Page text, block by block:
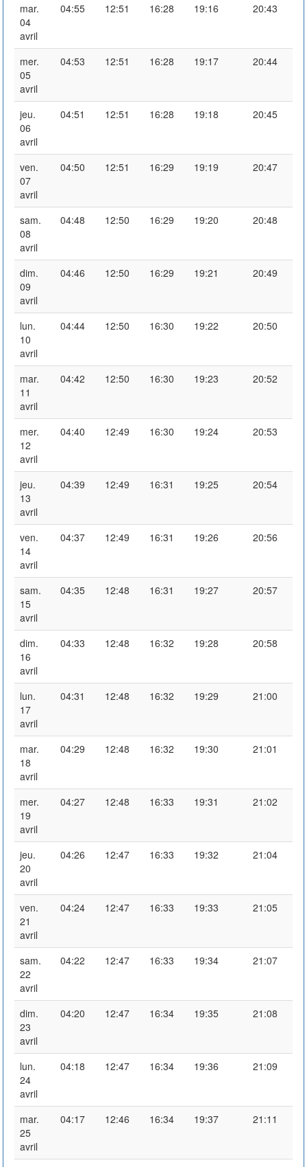
mar.
04
avril
04:55 12:51 16:28 19:16 20:43
mer.
05
avril
04:53 12:51 16:28 19:17 20:44
jeu.
06
avril
04:51 12:51 16:28 19:18 20:45
ven.
07
avril
04:50 12:51 16:29 19:19 20:47
sam.
08
avril
04:48 12:50 16:29 19:20 20:48
dim.
09
avril
04:46 12:50 16:29 19:21 20:49
lun.
10
avril
04:44 12:50 16:30 19:22 20:50
mar.
11
avril
04:42 12:50 16:30 19:23 20:52
mer.
12
avril
04:40 12:49 16:30 19:24 20:53
jeu.
13
avril
04:39 12:49 16:31 19:25 20:54
ven.
14
avril
04:37 12:49 16:31 19:26 20:56
sam.
15
avril
04:35 12:48 16:31 19:27 20:57
dim.
16
avril
04:33 12:48 16:32 19:28 20:58
lun.
17
avril
04:31 12:48 16:32 19:29 21:00
mar.
18
avril
04:29 12:48 16:32 19:30 21:01
mer.
19
avril
04:27 12:48 16:33 19:31 21:02
jeu.
20
avril
04:26 12:47 16:33 19:32 21:04
ven.
21
avril
04:24 12:47 16:33 19:33 21:05
sam.
22
avril
04:22 12:47 16:33 19:34 21:07
dim.
23
avril
04:20 12:47 16:34 19:35 21:08
lun.
24
avril
04:18 12:47 16:34 19:36 21:09
mar.
25
avril
04:17 12:46 16:34 19:37 21:11